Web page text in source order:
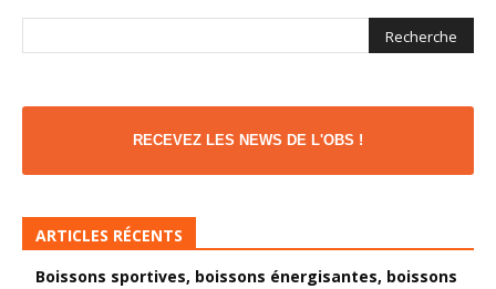
RECEVEZ LES NEWS DE L'OBS !
ARTICLES RÉCENTS
Boissons sportives, boissons énergisantes, boissons